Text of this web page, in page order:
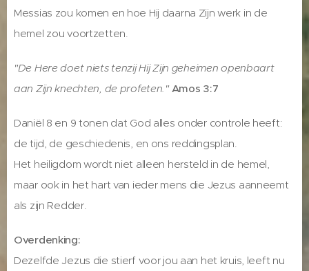
Messias zou komen en hoe Hij daarna Zijn werk in de
hemel zou voortzetten.
"De Here doet niets tenzij Hij Zijn geheimen openbaart
aan Zijn knechten, de profeten." Amos 3:7
Daniël 8 en 9 tonen dat God alles onder controle heeft:
de tijd, de geschiedenis, en ons reddingsplan.
Het heiligdom wordt niet alleen hersteld in de hemel,
maar ook in het hart van ieder mens die Jezus aanneemt
als zijn Redder.
Overdenking:
Dezelfde Jezus die stierf voor jou aan het kruis, leeft nu